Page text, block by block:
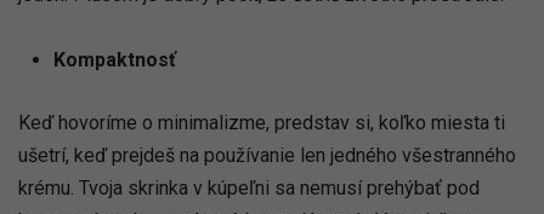
Kompaktnosť
Keď hovoríme o minimalizme, predstav si, koľko miesta ti
ušetrí, keď prejdeš na používanie len jedného všestranného
krému. Tvoja skrinka v kúpeľni sa nemusí prehýbať pod